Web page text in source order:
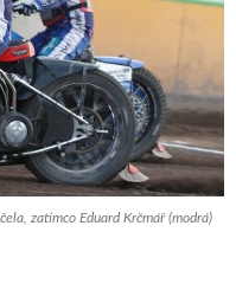
zatímco Eduard Krčmář (modrá)